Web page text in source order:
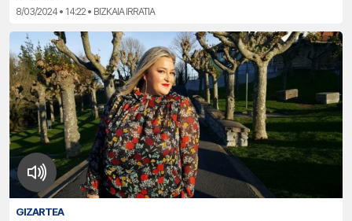
8/03/2024 • 14:22 • BIZKAIA IRRATIA
GIZARTEA